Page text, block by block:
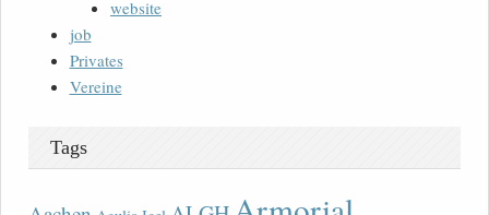
website
job
Privates
Vereine
Tags